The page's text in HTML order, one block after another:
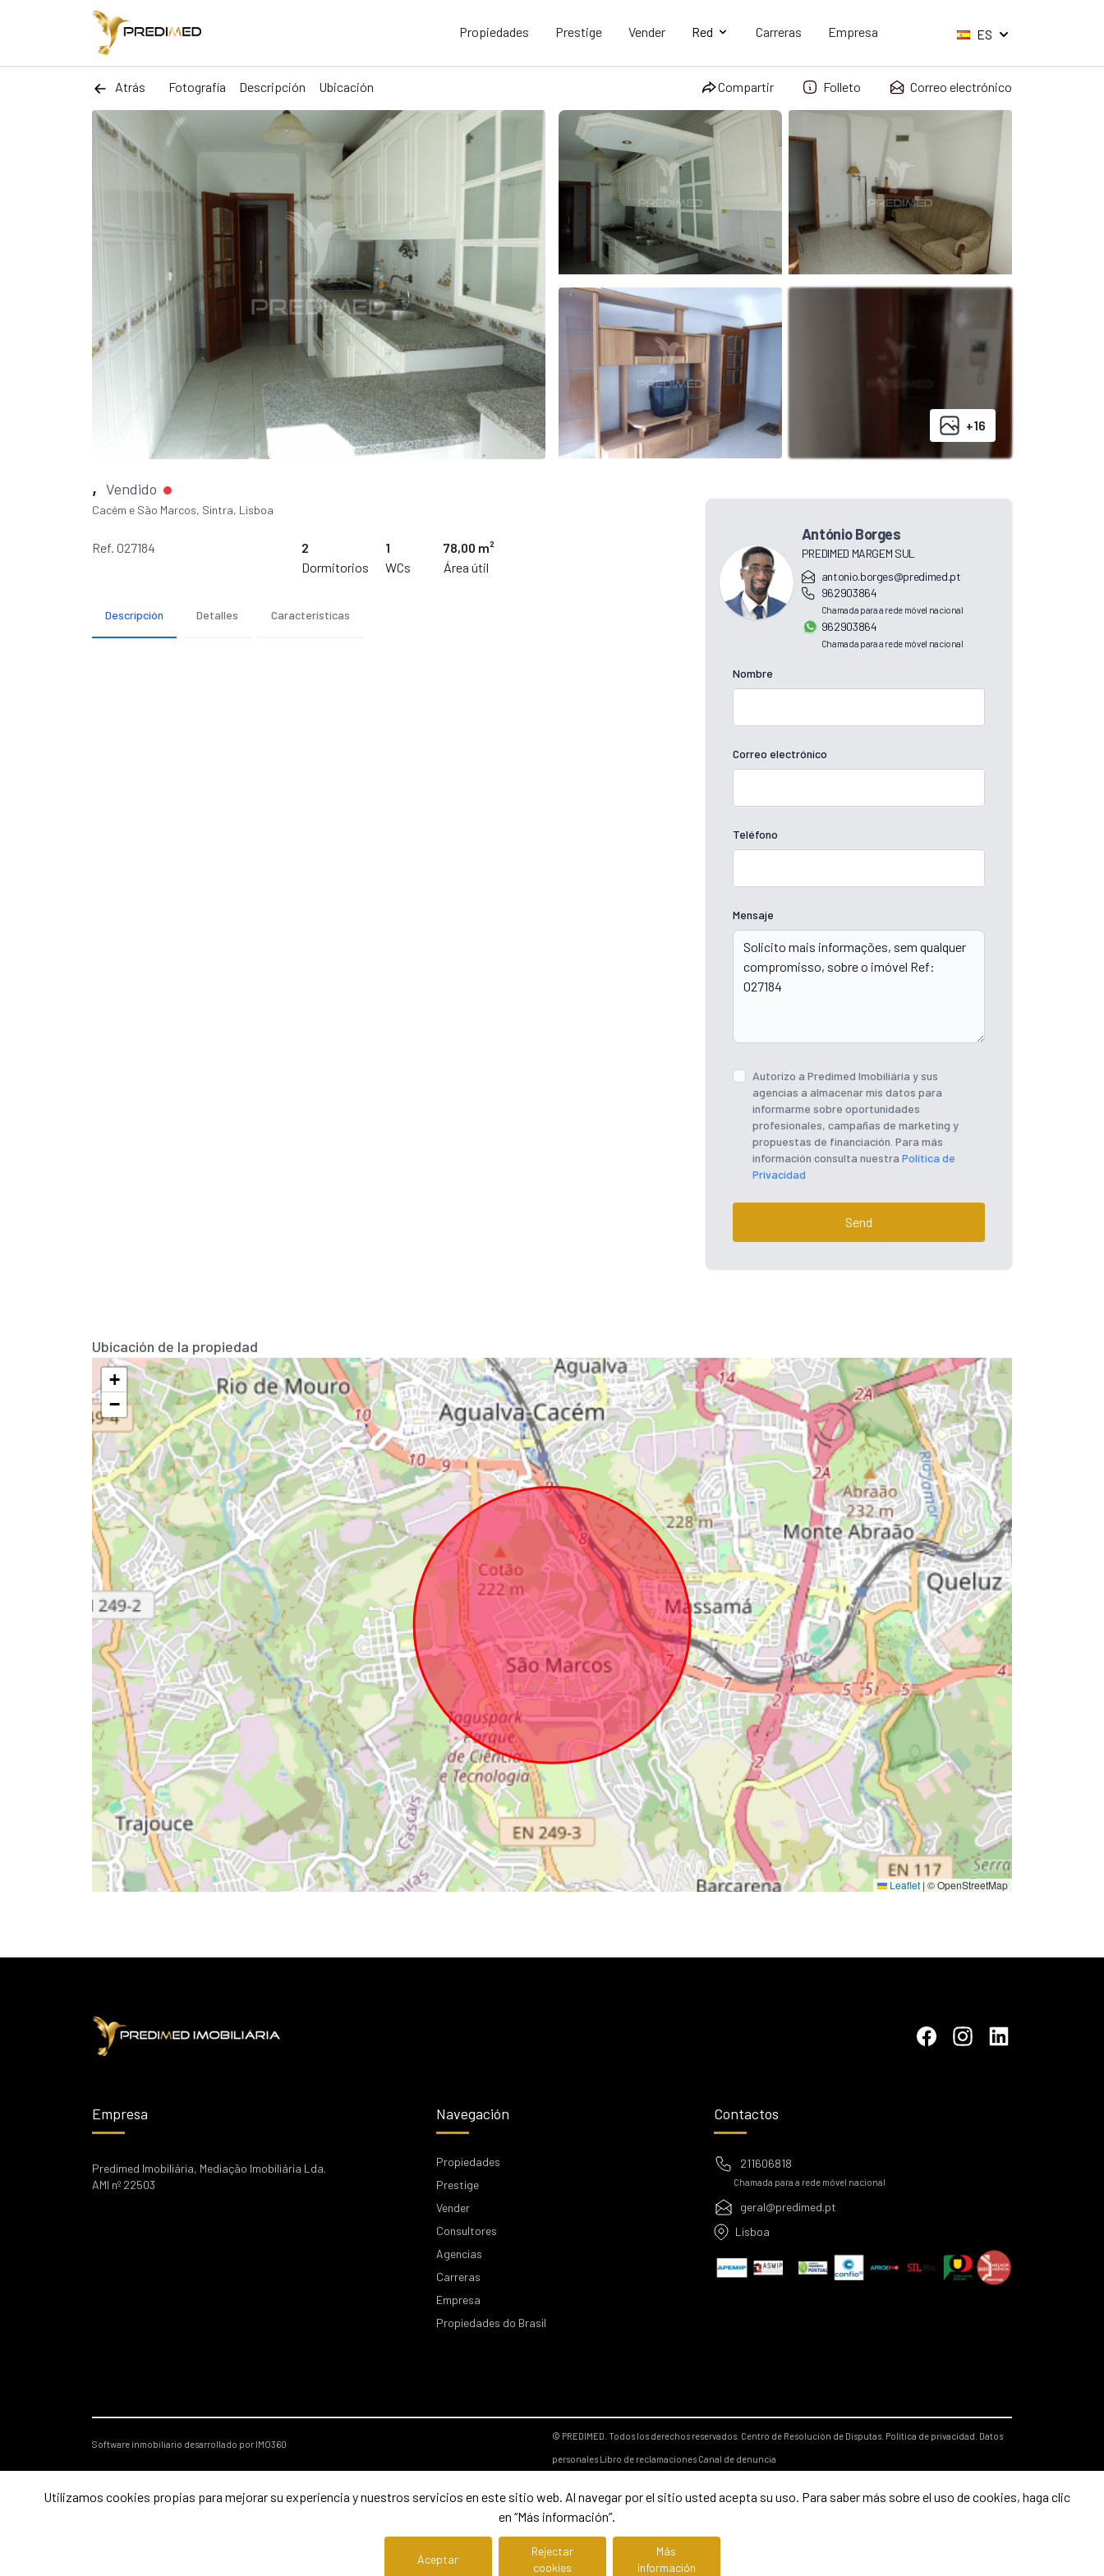
Propiedades Prestige Vender Red Carreras Empresa ES
Atrás Fotografía Descripción Ubicación Compartir Folleto Correo electrónico
+16
, Vendido
Cacém e São Marcos, Sintra, Lisboa
Ref. 027184
2
Dormitorios
1
WCs
78,00 m²
Área útil
Descripción Detalles Características
António Borges
PREDIMED MARGEM SUL
antonio.borges@predimed.pt
962903864
Chamada para a rede móvel nacional
962903864
Chamada para a rede móvel nacional
Nombre
Correo electrónico
Teléfono
Mensaje
Autorizo ​​a Predimed Imobiliária y sus
agencias a almacenar mis datos para
informarme sobre oportunidades
profesionales, campañas de marketing y
propuestas de financiación. Para más
información consulta nuestra Política de
Privacidad
Send
Ubicación de la propiedad
+
−
Leaflet | © OpenStreetMap
Empresa
Predimed Imobiliária, Mediação Imobiliária Lda.
AMI nº 22503
Navegación
Propiedades
Prestige
Vender
Consultores
Agencias
Carreras
Empresa
Propiedades do Brasil
Contactos
211606818
Chamada para a rede móvel nacional
geral@predimed.pt
Lisboa
Software inmobiliario desarrollado por IMO360
© PREDIMED. Todos los derechos reservados. Centro de Resolución de Disputas. Política de privacidad. Datos
personalesLibro de reclamaciones Canal de denuncia
Utilizamos cookies propias para mejorar su experiencia y nuestros servicios en este sitio web. Al navegar por el sitio usted acepta su uso. Para saber más sobre el uso de cookies, haga clic
en “Más información”.
Aceptar
Rejectar
cookies
Más
información